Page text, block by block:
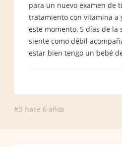
para un nuevo examen de
tratamiento con vitamina a
este momento, 5 días de
siente como débil
estar bien tengo un bebé
#3 hace 6 años